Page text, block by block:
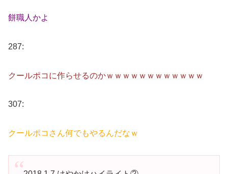
餅職人かよ
287:
クールポコに作らせるのかｗｗｗｗｗｗｗｗｗｗｗｗ
307:
クールポコさん何でもやるんだなｗ